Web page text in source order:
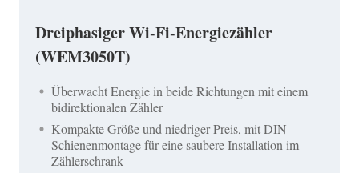
Dreiphasiger Wi-Fi-Energiezähler
(WEM3050T)
Überwacht Energie in beide Richtungen mit einem
bidirektionalen Zähler
Kompakte Größe und niedriger Preis, mit DIN-
Schienenmontage für eine saubere Installation im
Zählerschrank